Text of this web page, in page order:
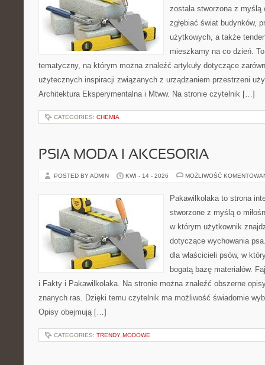
została stworzona z
zgłębiać świat budynków,
użytkowych, a także
mieszkamy na co dzień.
tematyczny, na którym można znaleźć artykuły dotyczące
użytecznych inspiracji związanych z urządzaniem przestrzeni
Architektura Eksperymentalna i Mtww. Na stronie czytelnik […]
CATEGORIES: CHEMIA
PSIA MODA I AKCESORIA
POSTED BY ADMIN KWI - 14 - 2026 MOŻLIWOŚĆ
Pakawilkolaka to strona
stworzone z myślą o
w którym użytkownik
dotyczące wychowania
dla właścicieli psów, w
bogatą bazę materiałów.
i Fakty i Pakawilkolaka. Na stronie można znaleźć obszerne
znanych ras. Dzięki temu czytelnik ma możliwość świadomie
Opisy obejmują […]
CATEGORIES: TRENDY MODOWE